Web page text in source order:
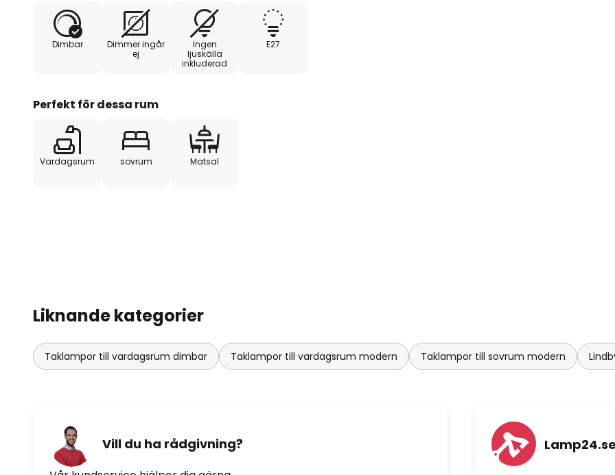
Dimbar
Dimmer ingår
ej
Ingen
ljuskälla
inkluderad
E27
Perfekt för dessa rum
Vardagsrum sovrum Matsal
Liknande kategorier
Taklampor till vardagsrum dimbar Taklampor till vardagsrum modern Taklampor till sovrum modern
Vill du ha rådgivning?